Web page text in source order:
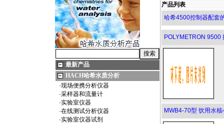
最新产品
HACH哈希水质分析
·现场便携分析仪器
·采样器和流量计
·实验室仪器
·在线测试分析仪器
·实验室仪器试剂
产品列表
哈希4500控制器配套
POLYMETRON 9500
MWB4-70型 饮用水